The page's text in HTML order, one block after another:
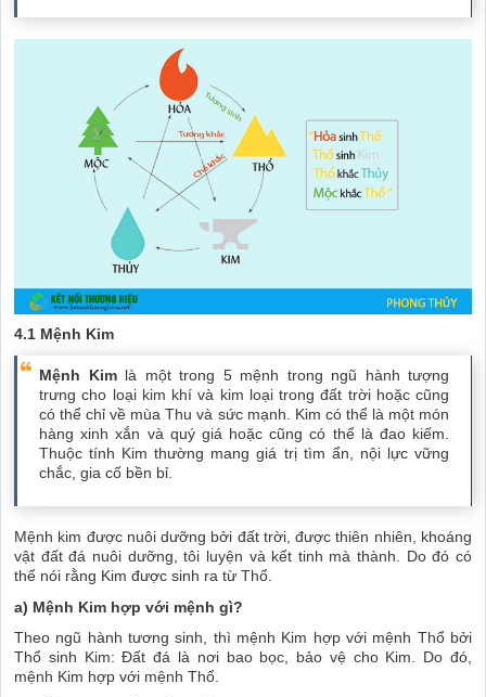
4.1 Mệnh Kim
Mệnh Kimlà một trong 5 mệnh trong ngũ hành tượng
trưng cho loại kim khí và kim loại trong đất trời hoặc cũng
có thể chỉ về mùa Thu và sức mạnh. Kim có thể là một món
hàng xinh xắn và quý giá hoặc cũng có thể là đao kiếm.
Thuộc tính Kim thường mang giá trị tìm ẩn, nội lực vững
chắc, gia cố bền bỉ.
Mệnh kim được nuôi dưỡng bởi đất trời, được thiên nhiên, khoáng
vật đất đá nuôi dưỡng, tôi luyện và kết tinh mà thành. Do đó có
thể nói rằng Kim được sinh ra từ Thổ.
a) Mệnh Kim hợp với mệnh gì?
Theo ngũ hành tương sinh, thì mệnh Kim hợp với mệnh Thổ bởi
Thổ sinh Kim: Đất đá là nơi bao bọc, bảo vệ cho Kim. Do đó,
mệnh Kim hợp với mệnh Thổ.